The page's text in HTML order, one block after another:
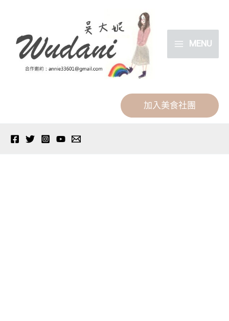
MENU
加入美食社團